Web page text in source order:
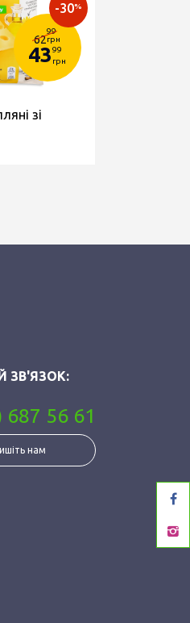
62
99
грн
4399
грн
-30%
зі
ЗВ'ЯЗОК:
687 56 61
нам